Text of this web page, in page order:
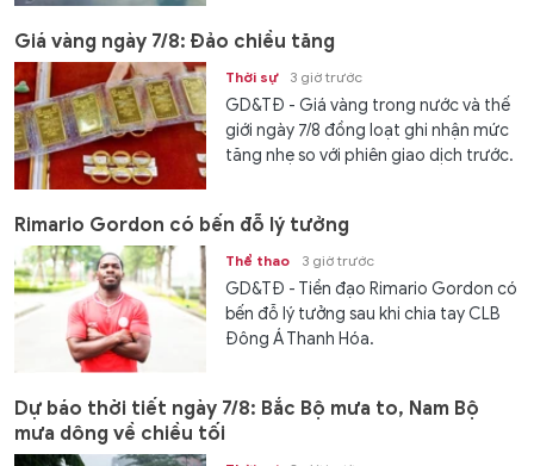
Giá vàng ngày 7/8: Đảo chiều tăng
Thời sự 3 giờ trước
GD&TĐ - Giá vàng trong nước và thế
giới ngày 7/8 đồng loạt ghi nhận mức
tăng nhẹ so với phiên giao dịch trước.
Rimario Gordon có bến đỗ lý tưởng
Thể thao 3 giờ trước
GD&TĐ - Tiền đạo Rimario Gordon có
bến đỗ lý tưởng sau khi chia tay CLB
Đông Á Thanh Hóa.
Dự báo thời tiết ngày 7/8: Bắc Bộ mưa to, Nam Bộ
mưa dông về chiều tối